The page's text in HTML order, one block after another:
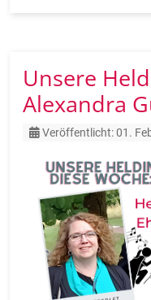
Unsere
Alexandra
Details
Veröffentlicht: 01.